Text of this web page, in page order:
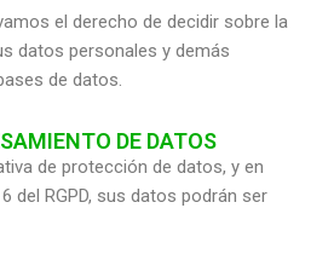
el derecho de decidir sobre la
datos personales y demás
de datos.
DE DATOS
de protección de datos, y en
del RGPD, sus datos podrán ser